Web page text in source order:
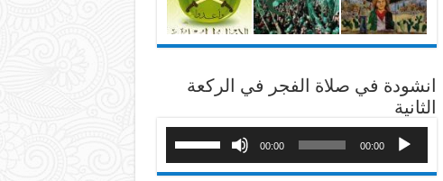
انشودة في صلاة الفجر في الركعة
الثانية
00:00
00:00